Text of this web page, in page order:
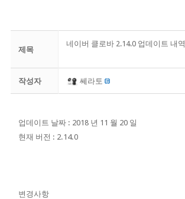
제목
네이버 클로바 2.14.0 업데이트 내역
작성자 쎄라토
업데이트 날짜 : 2018 년 11 월 20 일
현재 버전 : 2.14.0
변경사항